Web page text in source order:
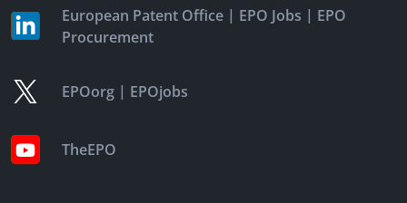
European Patent Office | EPO Jobs | EPO
Procurement
EPOorg | EPOjobs
TheEPO